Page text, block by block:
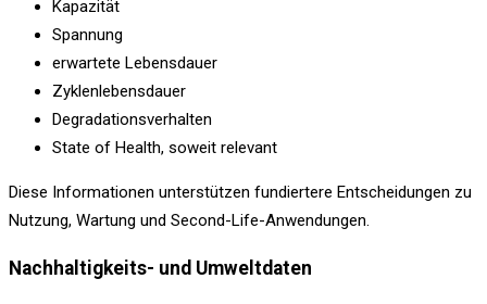
Kapazität
Spannung
erwartete Lebensdauer
Zyklenlebensdauer
Degradationsverhalten
State of Health, soweit relevant
Diese Informationen unterstützen fundiertere Entscheidungen zu
Nutzung, Wartung und Second-Life-Anwendungen.
Nachhaltigkeits- und Umweltdaten